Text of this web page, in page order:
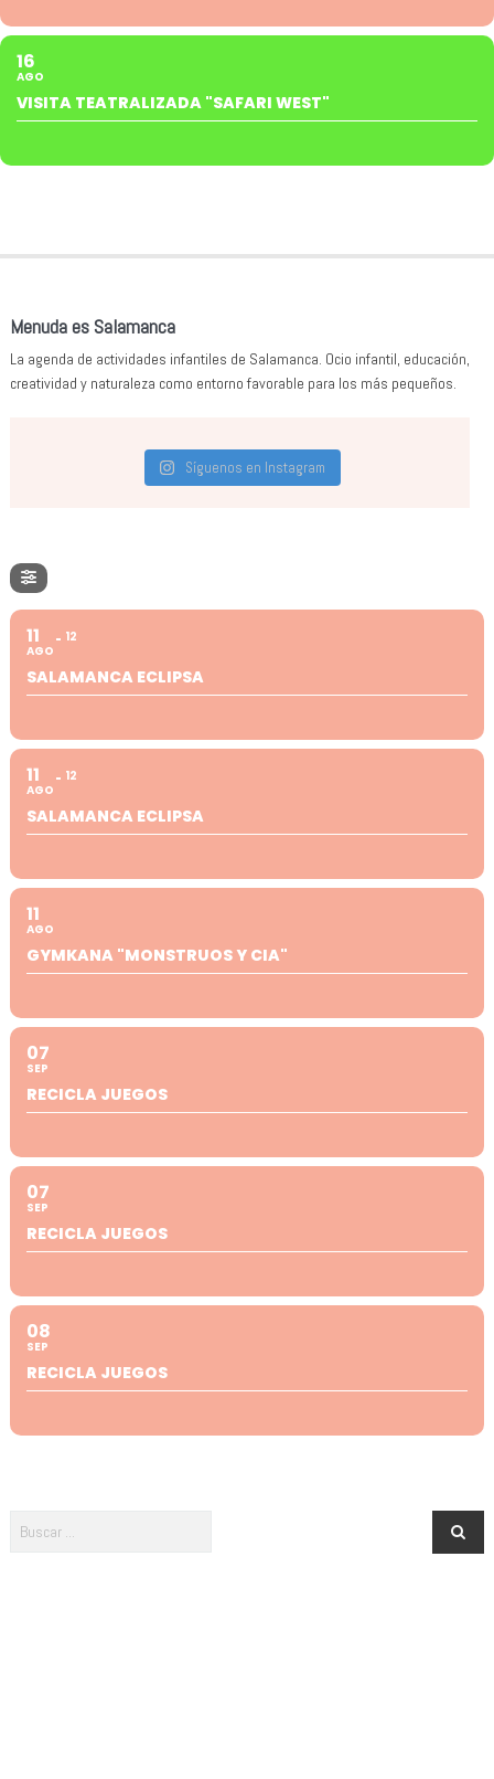
16
AGO
VISITA TEATRALIZADA "SAFARI WEST"
Menuda es Salamanca
La agenda de actividades infantiles de Salamanca. Ocio infantil, educación,
creatividad y naturaleza como entorno favorable para los más pequeños.
Síguenos en Instagram
11
AGO
12
SALAMANCA ECLIPSA
11
AGO
12
SALAMANCA ECLIPSA
11
AGO
GYMKANA "MONSTRUOS Y CIA"
07
SEP
RECICLA JUEGOS
07
SEP
RECICLA JUEGOS
08
SEP
RECICLA JUEGOS